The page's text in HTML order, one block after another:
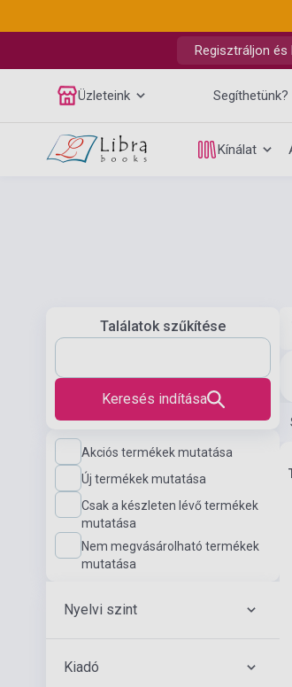
Regisztráljon és
Üzleteink Segíthetünk?
Kínálat
Találatok szűkítése
Keresés indítása
Akciós termékek mutatása
Új termékek mutatása
Csak a készleten lévő termékek
mutatása
Nem megvásárolható termékek
mutatása
Nyelvi szint
Kiadó